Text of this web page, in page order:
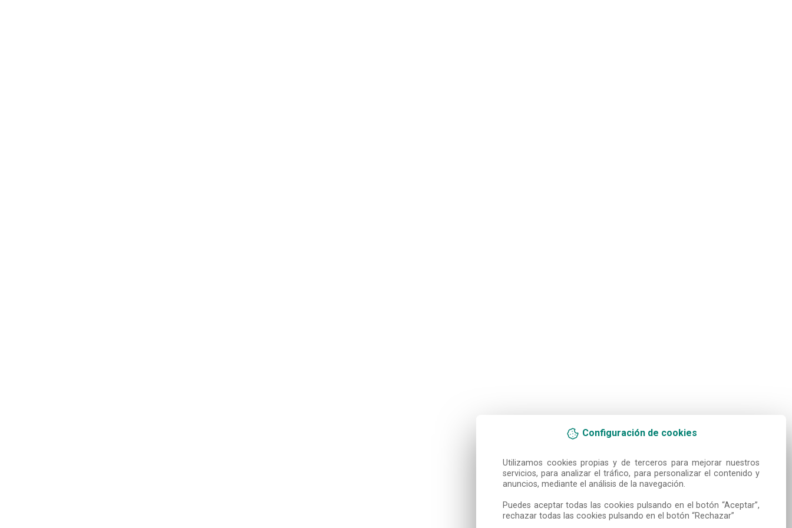
Configuración de cookies
Utilizamos cookies propias y de terceros para mejorar nuestros
servicios, para analizar el tráfico, para personalizar el contenido y
anuncios, mediante el análisis de la navegación.
Puedes aceptar todas las cookies pulsando en el botón “Aceptar”,
rechazar todas las cookies pulsando en el botón “Rechazar”